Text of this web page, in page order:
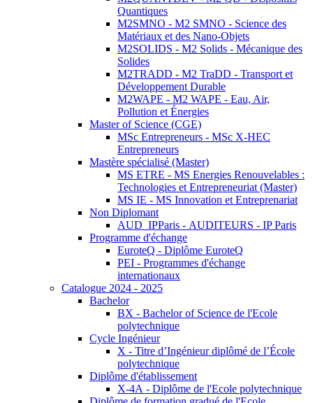
Quantiques
M2SMNO - M2 SMNO - Science des
Matériaux et des Nano-Objets
M2SOLIDS - M2 Solids - Mécanique des
Solides
M2TRADD - M2 TraDD - Transport et
Développement Durable
M2WAPE - M2 WAPE - Eau, Air,
Pollution et Énergies
Master of Science (CGE)
MSc Entrepreneurs - MSc X-HEC
Entrepreneurs
Mastère spécialisé (Master)
MS ETRE - MS Energies Renouvelables :
Technologies et Entrepreneuriat (Master)
MS IE - MS Innovation et Entreprenariat
Non Diplomant
AUD_IPParis - AUDITEURS - IP Paris
Programme d'échange
EuroteQ - Diplôme EuroteQ
PEI - Programmes d'échange
internationaux
Catalogue 2024 - 2025
Bachelor
BX - Bachelor of Science de l'Ecole
polytechnique
Cycle Ingénieur
X - Titre d’Ingénieur diplômé de l’École
polytechnique
Diplôme d'établissement
X-4A - Diplôme de l'Ecole polytechnique